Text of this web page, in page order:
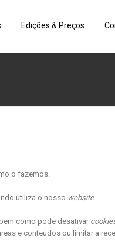
Edições & Preços
o fazemos.
utiliza o nosso website.
como pode desativar
e conteúdos ou limitar a